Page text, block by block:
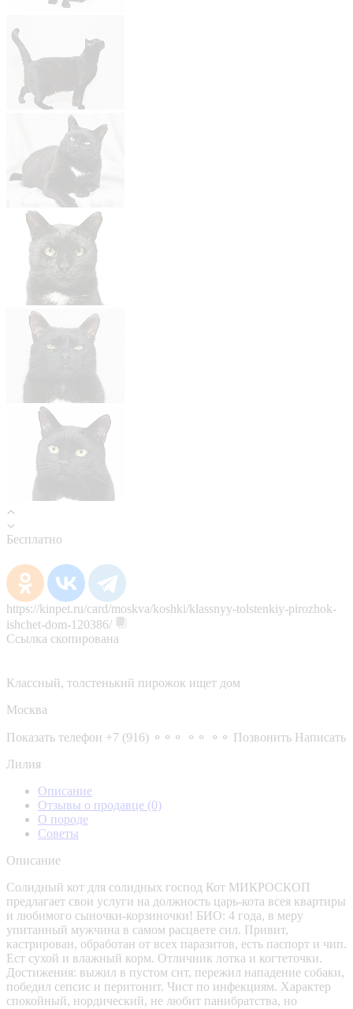
Бесплатно
https://kinpet.ru/card/moskva/koshki/klassnyy-tolstenkiy-pirozhok-
ishchet-dom-120386/
Ссылка скопирована
Классный, толстенький пирожок ищет дом
Москва
Показать телефон +7 (916) ⚬⚬⚬ ⚬⚬ ⚬⚬ Позвонить Написать
Лилия
Описание
Отзывы о продавце (0)
О породе
Советы
Описание
Солидный кот для солидных господ Кот МИКРОСКОП
предлагает свои услуги на должность царь-кота всея квартиры
и любимого сыночки-корзиночки! БИО: 4 года, в меру
упитанный мужчина в самом расцвете сил. Привит,
кастрирован, обработан от всех паразитов, есть паспорт и чип.
Ест сухой и влажный корм. Отличник лотка и когтеточки.
Достижения: выжил в пустом снт, пережил нападение собаки,
победил сепсис и перитонит. Чист по инфекциям. Характер
спокойный, нордический, не любит панибратства, но